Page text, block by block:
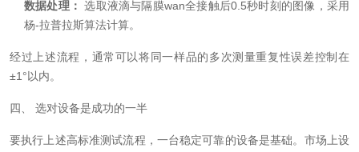
数据处理： 选取液滴与隔膜wan全接触后0.5秒时刻的图像，采用
杨-拉普拉斯算法计算。
经过上述流程，通常可以将同一样品的多次测量重复性误差控制在
±1°以内。
四、 选对设备是成功的一半
要执行上述高标准测试流程，一台稳定可靠的设备是基础。市场上设